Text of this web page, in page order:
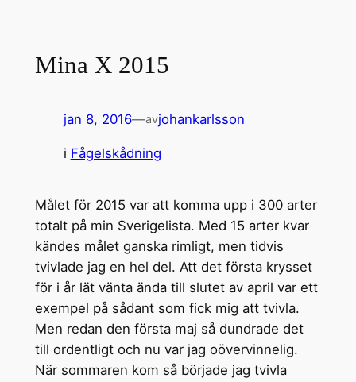
Mina X 2015
jan 8, 2016—avjohankarlsson
i Fågelskådning
Målet för 2015 var att komma upp i 300 arter
totalt på min Sverigelista. Med 15 arter kvar
kändes målet ganska rimligt, men tidvis
tvivlade jag en hel del. Att det första krysset
för i år lät vänta ända till slutet av april var ett
exempel på sådant som fick mig att tvivla.
Men redan den första maj så dundrade det
till ordentligt och nu var jag oövervinnelig.
När sommaren kom så började jag tvivla